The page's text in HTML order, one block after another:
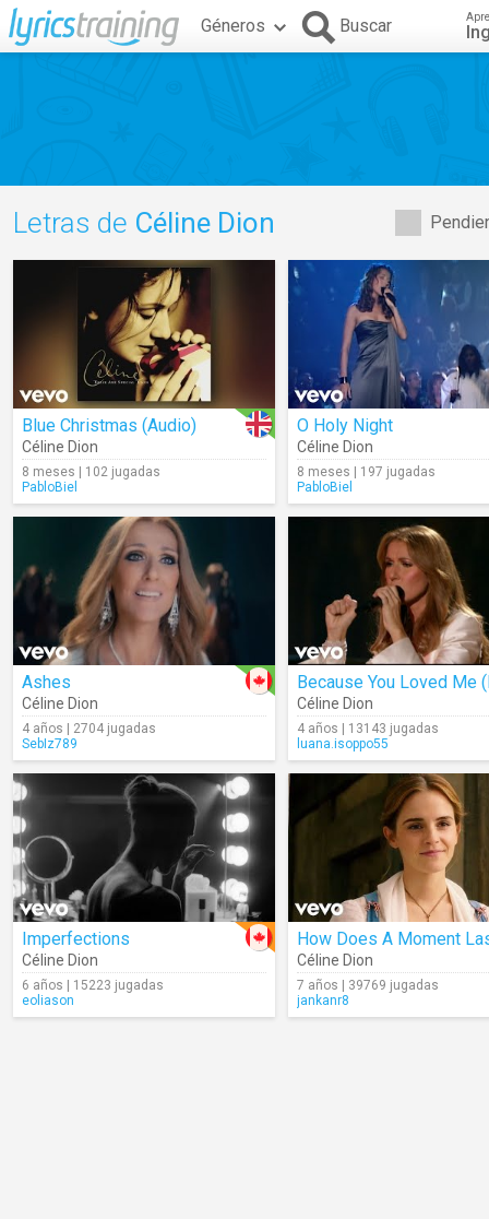
Géneros Buscar
Letras de Céline Dion
Blue Christmas (Audio)
Céline Dion
8 meses | 102 jugadas
PabloBiel
O Holy Night
Céline Dion
8 meses | 197 jugadas
PabloBiel
Ashes
Céline Dion
4 años | 2704 jugadas
SebIz789
Céline Dion
4 años | 13143 jugadas
luana.isoppo55
Imperfections
Céline Dion
6 años | 15223 jugadas
eoliason
Céline Dion
7 años | 39769 jugadas
jankanr8